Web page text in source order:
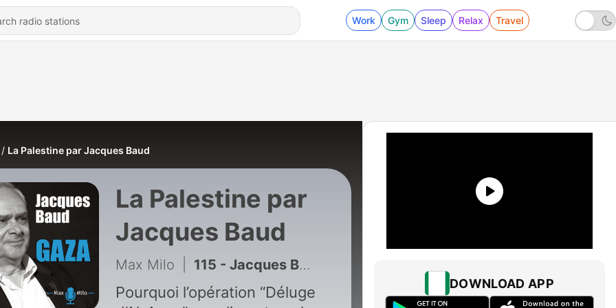
Work Gym Sleep Relax Travel
La Palestine par Jacques Baud
La Palestine par
Jacques Baud
Max Milo 115 - Jacques Baud - Palestine : Iran, Etats-Unis, Israël les événements de la semaine Ep 4/4
Pourquoi l’opération “Déluge
DOWNLOAD APP